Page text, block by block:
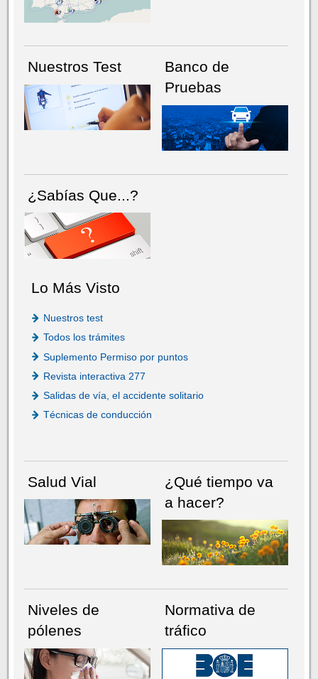
Nuestros Test
Banco de
Pruebas
¿Sabías Que...?
Lo Más Visto
Nuestros test
Todos los trámites
Suplemento Permiso por puntos
Revista interactiva 277
Salidas de vía, el accidente solitario
Técnicas de conducción
Salud Vial
¿Qué tiempo va
a hacer?
Niveles de
pólenes
Normativa de
tráfico